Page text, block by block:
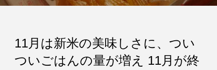
11月は新米の美味しさに、つい
ついごはんの量が増え 11月が終